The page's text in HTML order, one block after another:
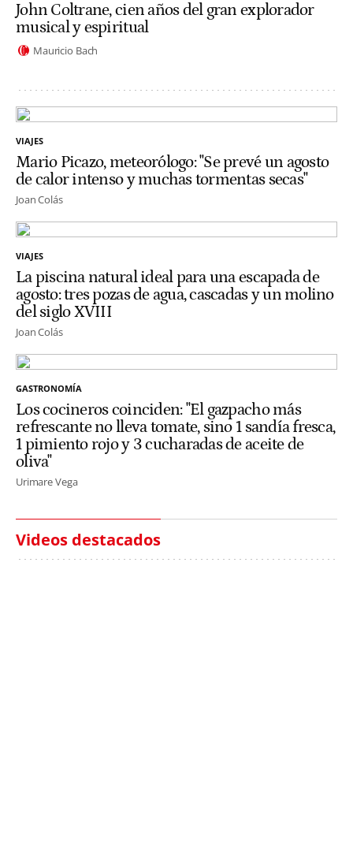
John Coltrane, cien años del gran explorador
musical y espiritual
Mauricio Bach
VIAJES
Mario Picazo, meteorólogo: "Se prevé un agosto
de calor intenso y muchas tormentas secas"
Joan Colás
VIAJES
La piscina natural ideal para una escapada de
agosto: tres pozas de agua, cascadas y un molino
del siglo XVIII
Joan Colás
GASTRONOMÍA
Los cocineros coinciden: "El gazpacho más
refrescante no lleva tomate, sino 1 sandía fresca,
1 pimiento rojo y 3 cucharadas de aceite de
oliva"
Urimare Vega
Videos destacados